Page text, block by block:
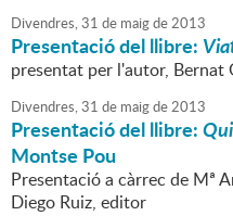
Divendres,31 de maigde2013
Presentació del llibre:
presentat per l'autor, Bernat
Divendres,31 de maigde2013
Presentació del llibre:
Montse Pou
Presentació a càrrec de Mª
Diego Ruiz, editor